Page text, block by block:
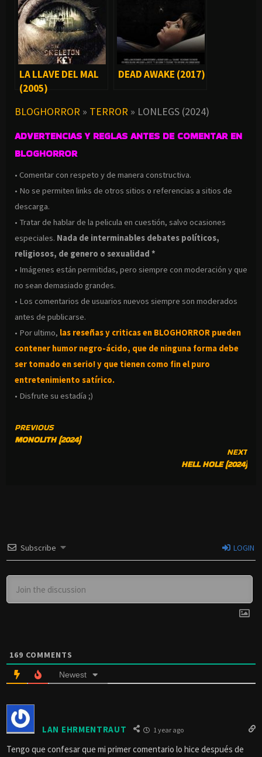
LA LLAVE DEL MAL
(2005)
DEAD AWAKE (2017)
BLOGHORROR » TERROR » LONLEGS (2024)
ADVERTENCIAS Y REGLAS ANTES DE COMENTAR EN
BLOGHORROR
• Comentar con respeto y de manera constructiva.
• No se permiten links de otros sitios o referencias a sitios de
descarga.
• Tratar de hablar de la pelicula en cuestión, salvo ocasiones
especiales. Nada de interminables debates políticos,
religiosos, de genero o sexualidad *
• Imágenes están permitidas, pero siempre con moderación y que
no sean demasiado grandes.
• Los comentarios de usuarios nuevos siempre son moderados
antes de publicarse.
• Por ultimo, las reseñas y criticas en BLOGHORROR pueden
contener humor negro-ácido, que de ninguna forma debe
ser tomado en serio! y que tienen como fin el puro
entretenimiento satírico.
• Disfrute su estadía ;)
CONTINUE
READING
PREVIOUS
MONOLITH (2024)
NEXT
HELL HOLE (2024)
Subscribe LOGIN
169 COMMENTS
Newest
LAN EHRMENTRAUT 1 year ago
Tengo que confesar que mi primer comentario lo hice después de